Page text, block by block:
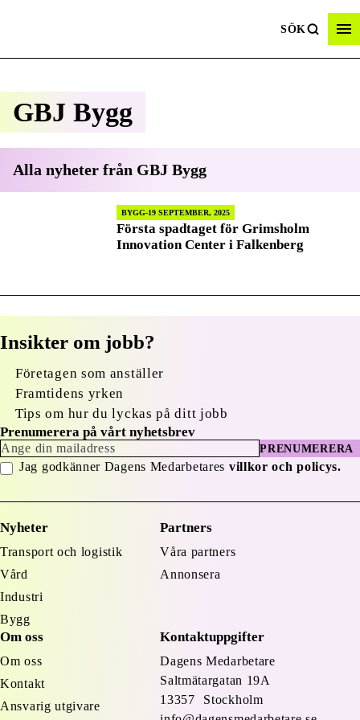
SÖK
GBJ Bygg
Alla nyheter från GBJ Bygg
BYGG 19 SEPTEMBER, 2025
Första spadtaget för Grimsholm
Innovation Center i Falkenberg
Insikter om jobb?
Företagen som anställer
Framtidens yrken
Tips om hur du lyckas på ditt jobb
Prenumerera på vårt nyhetsbrev
PRENUMERERA
Jag godkänner Dagens Medarbetares villkor och policys.
Nyheter
Transport och logistik
Vård
Industri
Bygg
Partners
Våra partners
Annonsera
Om oss
Om oss
Kontakt
Ansvarig utgivare
Kontaktuppgifter
Dagens Medarbetare
Saltmätargatan 19A
13357 Stockholm